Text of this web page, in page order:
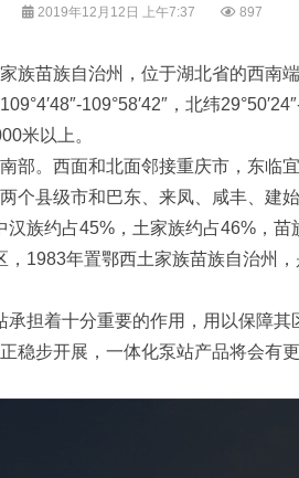
2019年12月12日 上午7:37 897
苗族自治州，位于湖北省的西南
109°58′42″，北纬
米以上。
。西面和北面邻接重庆市，东临
个县级市和巴东、来凤、咸丰、建
族约占45%，土家族约占46%，苗
1983年置鄂西土家族苗族自治州
担着十分重要的作用，用以保障其
稳步开展，一体化泵站产品将会有